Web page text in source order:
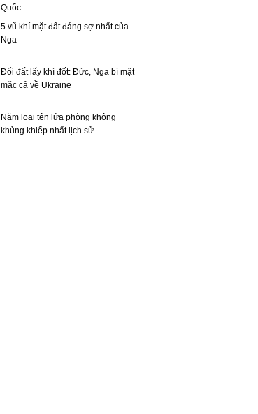
Quốc
5 vũ khí mặt đất đáng sợ nhất của
Nga
Đổi đất lấy khí đốt: Đức, Nga bí mật
mặc cả về Ukraine
Năm loại tên lửa phòng không
khủng khiếp nhất lịch sử